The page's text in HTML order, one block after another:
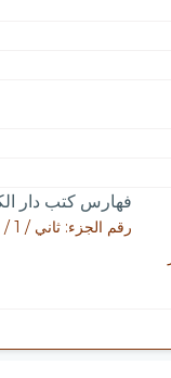
فهارس كتب دار
رقم الجزء: ثاني / 1 / رقم الصفحة: 388